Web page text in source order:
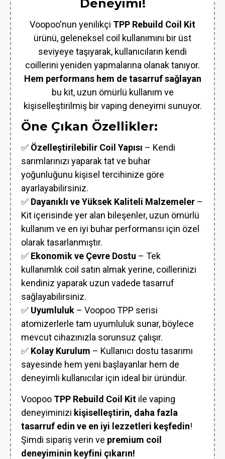
Deneyimi!
Voopoo'nun yenilikçi TPP Rebuild Coil Kit
ürünü, geleneksel coil kullanımını bir üst
seviyeye taşıyarak, kullanıcıların kendi
coillerini yeniden yapmalarına olanak tanıyor.
Hem performans hem de tasarruf sağlayan
bu kit, uzun ömürlü kullanım ve
kişiselleştirilmiş bir vaping deneyimi sunuyor.
Öne Çıkan Özellikler:
✅ Özelleştirilebilir Coil Yapısı – Kendi
sarımlarınızı yaparak tat ve buhar
yoğunluğunu kişisel tercihinize göre
ayarlayabilirsiniz.
✅ Dayanıklı ve Yüksek Kaliteli Malzemeler –
Kit içerisinde yer alan bileşenler, uzun ömürlü
kullanım ve en iyi buhar performansı için özel
olarak tasarlanmıştır.
✅ Ekonomik ve Çevre Dostu – Tek
kullanımlık coil satın almak yerine, coillerinizi
kendiniz yaparak uzun vadede tasarruf
sağlayabilirsiniz.
✅ Uyumluluk – Voopoo TPP serisi
atomizerlerle tam uyumluluk sunar, böylece
mevcut cihazınızla sorunsuz çalışır.
✅ Kolay Kurulum – Kullanıcı dostu tasarımı
sayesinde hem yeni başlayanlar hem de
deneyimli kullanıcılar için ideal bir üründür.
Voopoo TPP Rebuild Coil Kit ile vaping
deneyiminizi kişiselleştirin, daha fazla
tasarruf edin ve en iyi lezzetleri keşfedin!
Şimdi sipariş verin ve premium coil
deneyiminin keyfini çıkarın!